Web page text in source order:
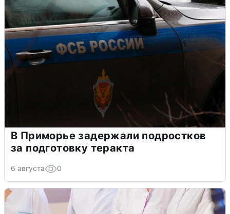
В Приморье задержали подростков
за подготовку теракта
6 августа 0